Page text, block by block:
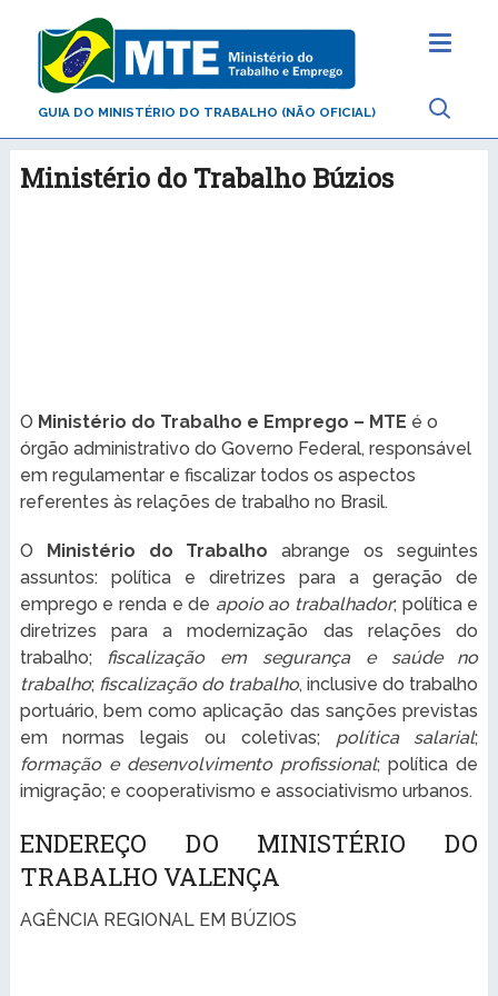
GUIA DO MINISTÉRIO DO TRABALHO (NÃO OFICIAL)
Ministério do Trabalho Búzios
O Ministério do Trabalho e Emprego – MTE é o
órgão administrativo do Governo Federal, responsável
em regulamentar e fiscalizar todos os aspectos
referentes às relações de trabalho no Brasil.
O Ministério do Trabalho
abrange os seguintes
assuntos: política e diretrizes para a geração de
emprego e renda e de apoio ao trabalhador; política e
diretrizes para a modernização das relações do
trabalho; fiscalização em segurança e saúde no
trabalho; fiscalização do trabalho, inclusive do trabalho
portuário, bem como aplicação das sanções previstas
em normas legais ou coletivas; política salarial;
formação e desenvolvimento profissional; política de
imigração; e cooperativismo e associativismo urbanos.
ENDEREÇO DO MINISTÉRIO DO
TRABALHO VALENÇA
AGÊNCIA REGIONAL EM BÚZIOS